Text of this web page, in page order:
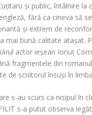
și public, întâlnire la
fără ca cineva să
și extrem de
mai bună calitate atașat.
actor ieșean Ionuț
fragmentele din
de scriitorul însuși în
s-au scurs ca nisipul în
s-a putut observa